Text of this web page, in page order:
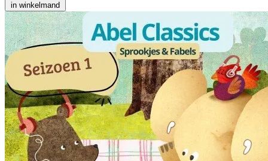
in winkelmand